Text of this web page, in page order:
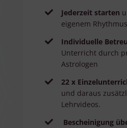
Jederzeit starten
eigenem
Individuelle
Unterricht durch
Astrologen
22 x
und daraus
Lehrvideos.
Bescheinigung